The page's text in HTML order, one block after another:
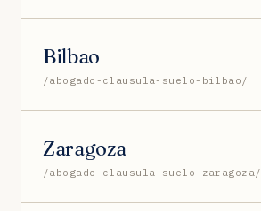
Bilbao
/abogado-clausula-suelo-bilbao/
Zaragoza
/abogado-clausula-suelo-zaragoza/